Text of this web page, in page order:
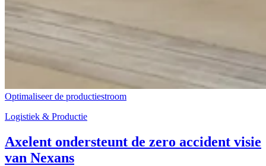
Optimaliseer de productiestroom
Logistiek & Productie
Axelent ondersteunt de zero accident visie
van Nexans